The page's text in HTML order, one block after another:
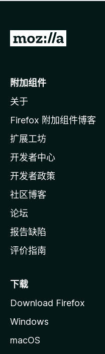
无
转
o
i
l
a
主
页
附加组件
关于
Firefox 附加组件博客
扩展工坊
开发者中心
开发者政策
社区博客
论坛
报告缺陷
评价指南
下载
Download Firefox
Windows
macOS